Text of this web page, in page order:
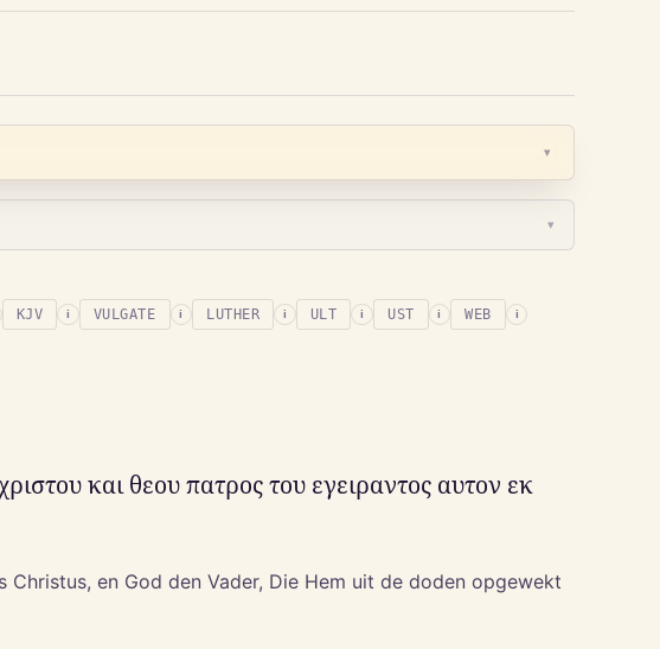
▾
▾
KJV i VULGATE i LUTHER i ULT i UST i WEB i
και θεου πατρος του εγειραντος αυτον εκ
en God den Vader, Die Hem uit de doden opgewekt